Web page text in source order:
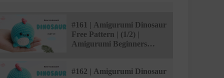
#161 | Amigurumi Dinosaur
Free Pattern | (1/2) |
Amigurumi Beginners
#162 | Amigurumi Dinosaur